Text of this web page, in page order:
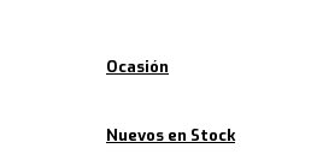
Ocasión
Nuevos en Stock